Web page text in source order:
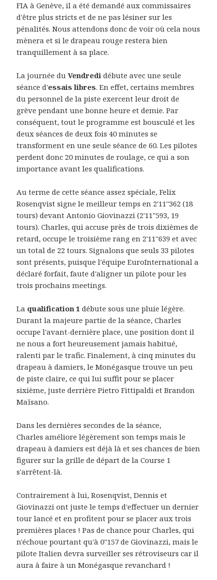
FIA à Genève, il a été demandé aux commissaires
d'être plus stricts et de ne pas lésiner sur les
pénalités. Nous attendons donc de voir où cela nous
mènera et si le drapeau rouge restera bien
tranquillement à sa place.
La journée duVendredi débute avec une seule
séance d'essais libres. En effet, certains membres
du personnel de la piste exercent leur droit de
grève pendant une bonne heure et demie. Par
conséquent, tout le programme est bousculé et les
deux séances de deux fois 40 minutes se
transforment en une seule séance de 60. Les pilotes
perdent donc 20 minutes de roulage, ce qui a son
importance avant les qualifications.
Au terme de cette séance assez spéciale, Felix
Rosenqvist signe le meilleur temps en 2'11''362 (18
tours) devant Antonio Giovinazzi (2'11''593, 19
tours). Charles, qui accuse près de trois dixièmes de
retard, occupe le troisième rang en 2'11''639 et avec
un total de 22 tours. Signalons que seuls 33 pilotes
sont présents, puisque l'équipe EuroInternational a
déclaré forfait, faute d'aligner un pilote pour les
trois prochains meetings.
La qualification 1débute sous une pluie légère.
Durant la majeure partie de la séance, Charles
occupe l'avant-dernière place, une position dont il
ne nous a fort heureusement jamais habitué,
ralenti par le trafic. Finalement, à cinq minutes du
drapeau à damiers, le Monégasque trouve un peu
de piste claire, ce qui lui suffit pour se placer
sixième, juste derrière Pietro Fittipaldi et Brandon
Maïsano.
Dans les dernières secondes de la séance,
Charles améliore légèrement son temps mais le
drapeau à damiers est déjà là et ses chances de bien
figurer sur la grille de départ de la Course 1
s'arrêtent-là.
Contrairement à lui, Rosenqvist, Dennis et
Giovinazzi ont juste le temps d'effectuer un dernier
tour lancé et en profitent pour se placer aux trois
premières places ! Pas de chance pour Charles, qui
n'échoue pourtant qu'à 0''157 de Giovinazzi, mais le
pilote Italien devra surveiller ses rétroviseurs car il
aura à faire à un Monégasque revanchard !